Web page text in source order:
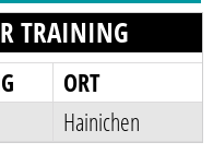
TRAINING
ORT
Hainichen